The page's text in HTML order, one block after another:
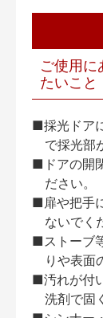
ご使用に
たいこと
■採光ドア
で採光部
■ドアの開
ださい。
■扉や把手
ないでく
■ストーブ
りや表面
■汚れが付
洗剤で固